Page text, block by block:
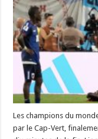
Les champions du
par le Cap-Vert,